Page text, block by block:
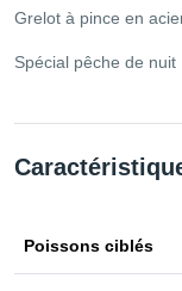
Grelot à pince en
Spécial pêche de nuit
Poissons ciblés